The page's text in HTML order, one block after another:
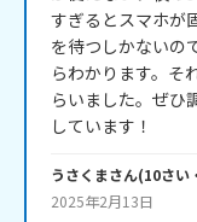
すぎるとスマホが
を待つしかないの
らわかります。そ
らいました。ぜひ
しています！
うさくまさん(10さい
2025年2月13日